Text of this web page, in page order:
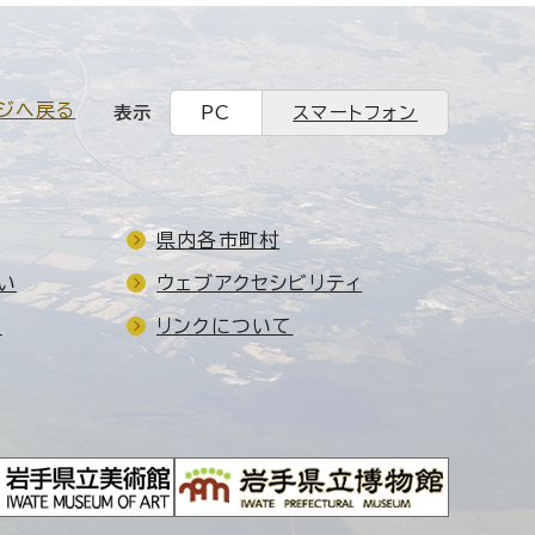
へ戻る 表示 PC スマートフォン
県内各市町村
ウェブアクセシビリティ
リンクについて